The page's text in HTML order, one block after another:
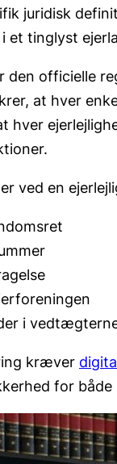
juridisk
et tinglyst
den officielle
at hver
hver
ved en
i
kræver
for